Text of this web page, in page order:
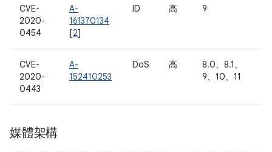
CVE-
2020-
0454
A-
161370134
[2]
ID 高 9
CVE-
2020-
0443
A-
152410253
DoS 高
8.0、8.1、
9、10、11
媒體架構